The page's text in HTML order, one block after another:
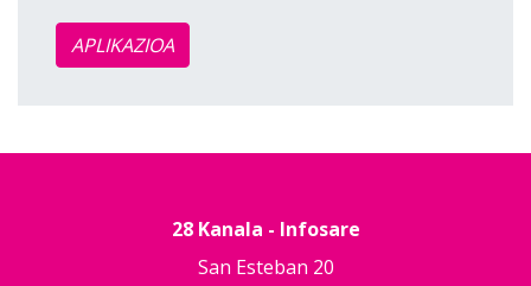
APLIKAZIOA
28 Kanala - Infosare
San Esteban 20